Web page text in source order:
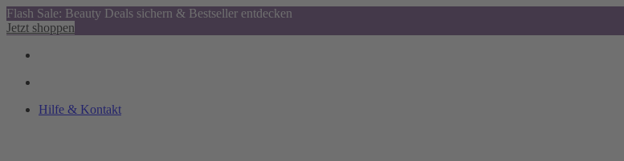
Flash Sale: Beauty Deals sichern & Bestseller entdecken
Jetzt shoppen
Hilfe & Kontakt